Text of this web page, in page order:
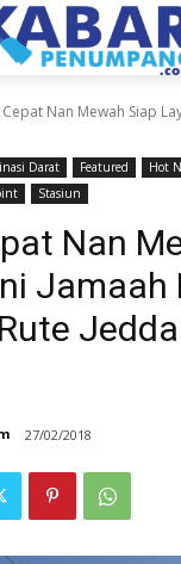
Nan Mewah Siap
Darat Featured Hot
Stasiun
Nan
Jamaah
27/02/2018